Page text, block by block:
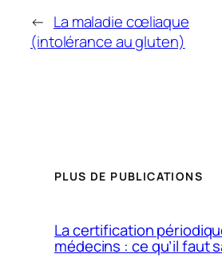
← La maladie cœliaque
(intolérance au gluten)
PLUS DE PUBLICATIONS
La certification
médecins : ce qu’il faut